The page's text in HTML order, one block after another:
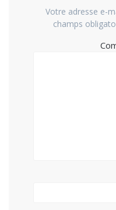
Votre adresse e-
champs